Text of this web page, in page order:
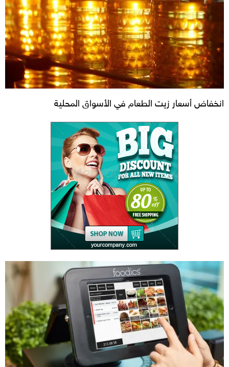
انخفاض أسعار زيت الطعام في الأسواق المحلية